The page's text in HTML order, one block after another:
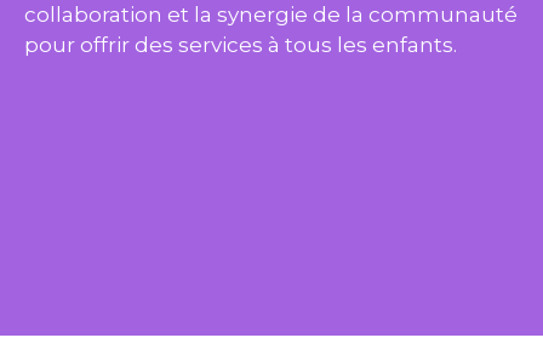
collaboration et la synergie de la communauté
pour offrir des services à tous les enfants.